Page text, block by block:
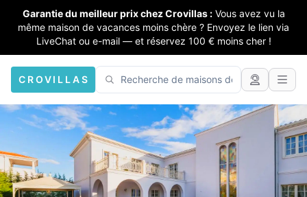
Garantie du meilleur prix chez Crovillas : Vous avez vu la
même maison de vacances moins chère ? Envoyez le lien via
LiveChat ou e-mail — et réservez 100 € moins cher !
CROVILLAS